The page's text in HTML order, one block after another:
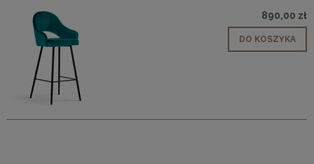
890,00 zł
DO KOSZYKA